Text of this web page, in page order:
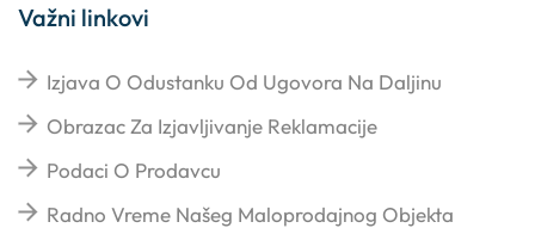
Važni linkovi
Izjava O Odustanku Od Ugovora Na Daljinu
Obrazac Za Izjavljivanje Reklamacije
Podaci O Prodavcu
Radno Vreme Našeg Maloprodajnog Objekta